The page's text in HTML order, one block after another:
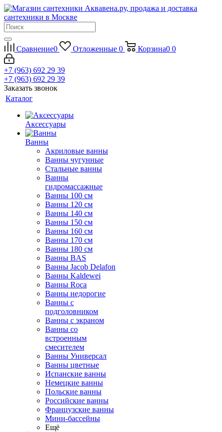
Сравнение0 Отложенные 0 Корзина0 0
+7 (963) 692 29 39
+7 (963) 692 29 39
Заказать звонок
Каталог
Аксессуары
Ванны
Акриловые ванны
Ванны чугунные
Стальные ванны
Ванны
гидромассажные
Ванны 100 см
Ванны 120 см
Ванны 140 см
Ванны 150 см
Ванны 160 см
Ванны 170 см
Ванны 180 см
Ванны BAS
Ванны Jacob Delafon
Ванны Kaldewei
Ванны Roca
Ванны недорогие
Ванны с
подголовником
Ванны с экраном
Ванны со
встроенным
смесителем
Ванны Универсал
Ванны цветные
Испанские ванны
Немецкие ванны
Польские ванны
Российские ванны
Французские ванны
Мини-бассейны
Ещё